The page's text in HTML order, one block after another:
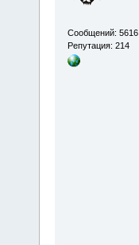
Сообщений: 5616
Репутация: 214